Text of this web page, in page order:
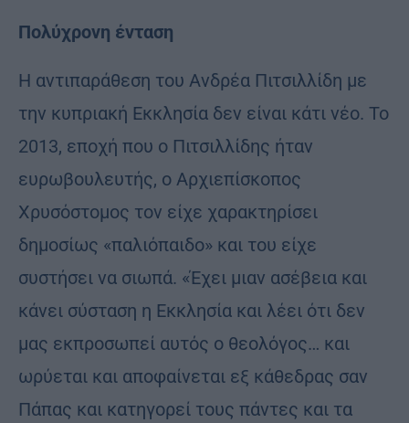
Πολύχρονη ένταση
Η αντιπαράθεση του Ανδρέα Πιτσιλλίδη με
την κυπριακή Εκκλησία δεν είναι κάτι νέο. Το
2013, εποχή που ο Πιτσιλλίδης ήταν
ευρωβουλευτής, ο Αρχιεπίσκοπος
Χρυσόστομος τον είχε χαρακτηρίσει
δημοσίως «παλιόπαιδο» και του είχε
συστήσει να σιωπά. «Έχει μιαν ασέβεια και
κάνει σύσταση η Εκκλησία και λέει ότι δεν
μας εκπροσωπεί αυτός ο θεολόγος… και
ωρύεται και αποφαίνεται εξ κάθεδρας σαν
Πάπας και κατηγορεί τους πάντες και τα